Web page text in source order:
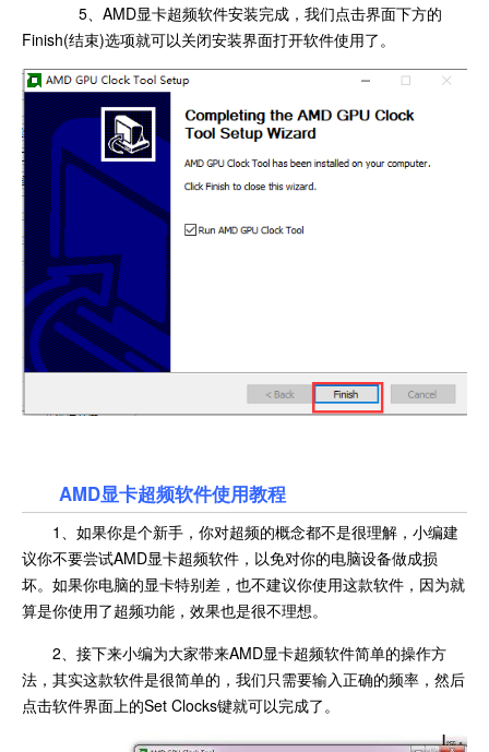
5、AMD显卡超频软件安装完成，我们点击界面下方的
Finish(结束)选项就可以关闭安装界面打开软件使用了。
AMD显卡超频软件使用教程
1、如果你是个新手，你对超频的概念都不是很理解，小编建
议你不要尝试AMD显卡超频软件，以免对你的电脑设备做成损
坏。如果你电脑的显卡特别差，也不建议你使用这款软件，因为就
算是你使用了超频功能，效果也是很不理想。
2、接下来小编为大家带来AMD显卡超频软件简单的操作方
法，其实这款软件是很简单的，我们只需要输入正确的频率，然后
点击软件界面上的Set Clocks键就可以完成了。